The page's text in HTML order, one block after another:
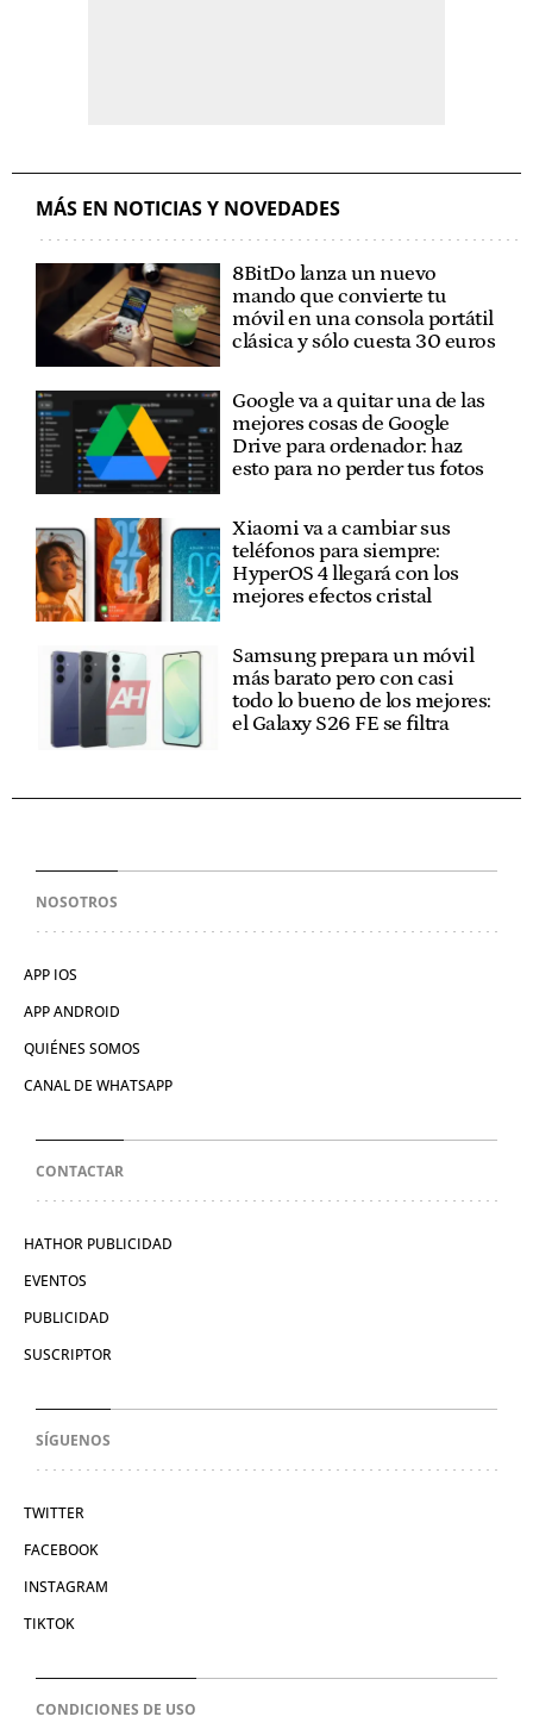
MÁS EN NOTICIAS Y NOVEDADES
8BitDo lanza un nuevo
mando que convierte tu
móvil en una consola portátil
clásica y sólo cuesta 30 euros
Google va a quitar una de las
mejores cosas de Google
Drive para ordenador: haz
esto para no perder tus fotos
Xiaomi va a cambiar sus
teléfonos para siempre:
HyperOS 4 llegará con los
mejores efectos cristal
Samsung prepara un móvil
más barato pero con casi
todo lo bueno de los mejores:
el Galaxy S26 FE se filtra
NOSOTROS
APP IOS
APP ANDROID
QUIÉNES SOMOS
CANAL DE WHATSAPP
CONTACTAR
HATHOR PUBLICIDAD
EVENTOS
PUBLICIDAD
SUSCRIPTOR
SÍGUENOS
TWITTER
FACEBOOK
INSTAGRAM
TIKTOK
CONDICIONES DE USO